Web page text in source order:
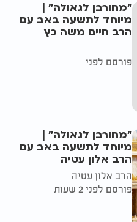
"מחורבן לגאולה" |
מיוחד לתשעה באב עם
הרב חיים משה כץ
פורסם לפני
"מחורבן לגאולה" |
מיוחד לתשעה באב עם
הרב אלון עטיה
הרב אלון עטיה
פורסם לפני 2 שעות